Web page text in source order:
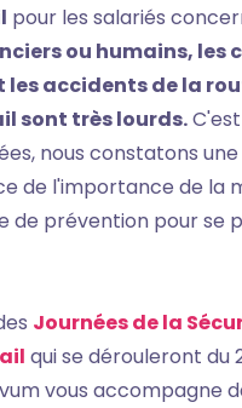
pour les salariés
ou humains, les
les accidents de la
sont très lourds.
nous constatons
de l'importance de la
de prévention pour se
Journées de la
qui se dérouleront du
vous accompagne